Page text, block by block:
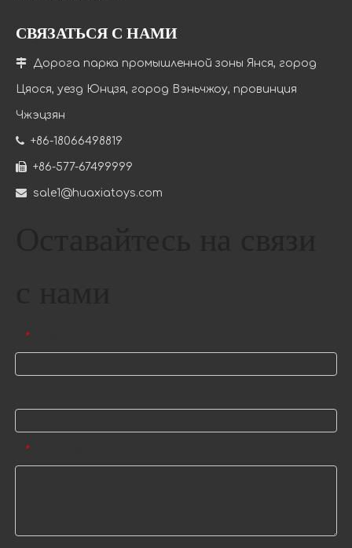
СВЯЗАТЬСЯ С НАМИ
 Дорога парка промышленной зоны Янся, город
Цяося, уезд Юнцзя, город Вэньчжоу, провинция
Чжэцзян
 +86-18066498819
 +86-577-67499999
 sale1@huaxiatoys.com
*
*